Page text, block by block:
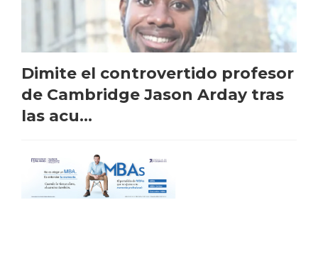
Dimite el controvertido profesor
de Cambridge Jason Arday tras
las acu...